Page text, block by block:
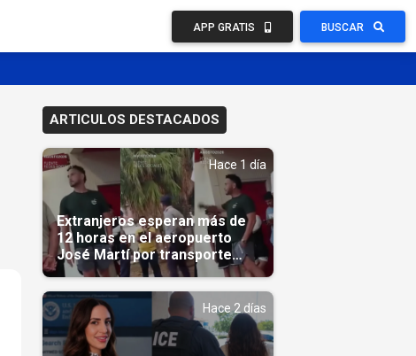
APP GRATIS BUSCAR
ARTICULOS DESTACADOS
Hace 1 día
Extranjeros esperan más de
12 horas en el aeropuerto
José Martí por transporte
reservado semanas
antes(Video)
Hace 2 días